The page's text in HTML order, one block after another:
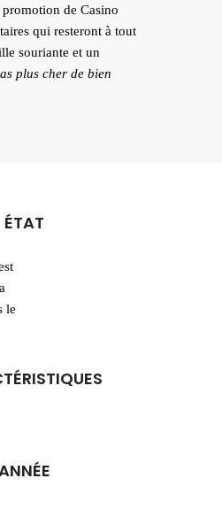
de Casino
qui resteront à tout
souriante et un
plus cher de bien
ÉTAT
le